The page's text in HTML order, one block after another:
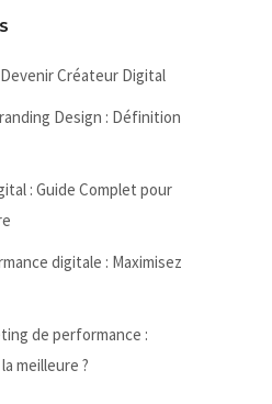
Créateur Digital
Design : Définition
: Guide Complet pour
digitale : Maximisez
de performance :
meilleure ?